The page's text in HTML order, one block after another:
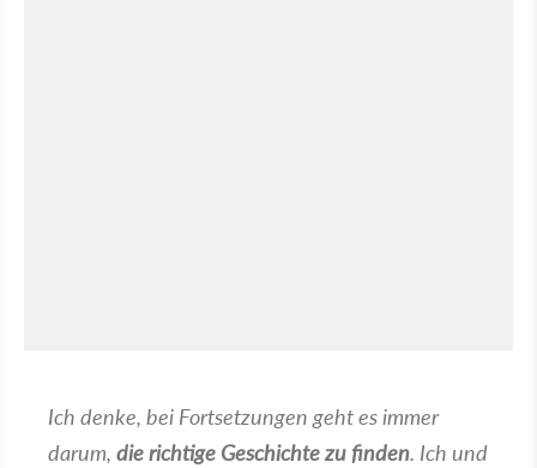
Ich denke, bei Fortsetzungen geht es immer
darum, die richtige Geschichte zu finden. Ich und